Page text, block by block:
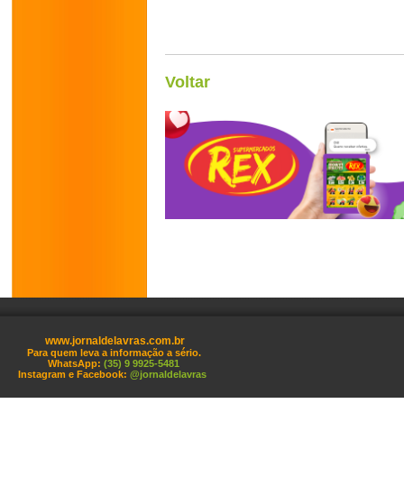
Voltar
www.jornaldelavras.com.br
Para quem leva a informação a sério.
WhatsApp: (35) 9 9925-5481
Instagram e Facebook: @jornaldelavras